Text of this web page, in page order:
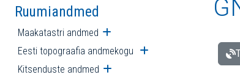
Ruumiandmed
Maakatastri andmed Ava alammenüü
Eesti topograafia andmekogu Ava alammenüü
Kitsenduste andmed Ava alammenüü